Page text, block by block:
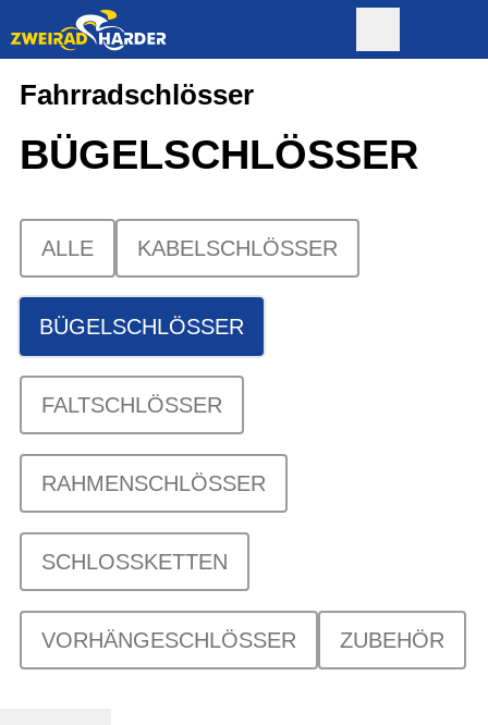
Fahrradschlösser
BÜGELSCHLÖSSER
ALLE KABELSCHLÖSSER
BÜGELSCHLÖSSER
FALTSCHLÖSSER
RAHMENSCHLÖSSER
SCHLOSSKETTEN
VORHÄNGESCHLÖSSER ZUBEHÖR